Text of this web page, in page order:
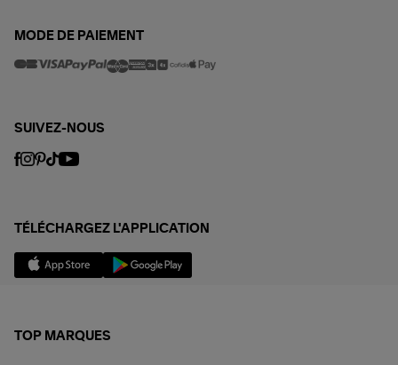
MODE DE PAIEMENT
SUIVEZ-NOUS
TÉLÉCHARGEZ L'APPLICATION
TOP MARQUES